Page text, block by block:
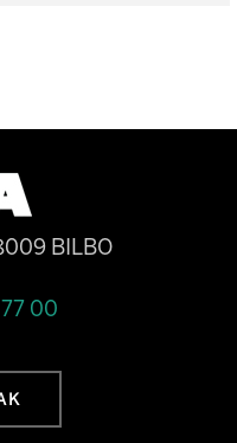
BILBO
00